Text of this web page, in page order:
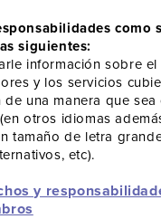
como
siguientes:
información sobre el
y los servicios
de una manera que sea
otros idiomas
tamaño de letra
etc).
y